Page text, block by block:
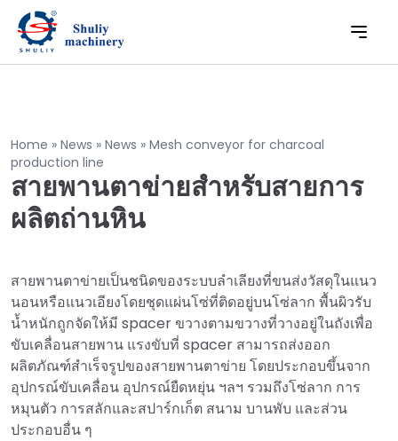
Home » News » News » Mesh conveyor for charcoal
production line
สายพานตาข่ายสำหรับสายการ
ผลิตถ่านหิน
สายพานตาข่ายเป็นชนิดของระบบลำเลียงที่ขนส่งวัสดุในแนว
นอนหรือแนวเอียงโดยชุดแผ่นโซ่ที่ติดอยู่บนโซ่ลาก พื้นผิวรับ
น้ำหนักถูกจัดให้มี spacer ขวางตามขวางที่วางอยู่ในถังเพื่อ
ขับเคลื่อนสายพาน แรงขับที่ spacer สามารถส่งออก
ผลิตภัณฑ์สำเร็จรูปของสายพานตาข่าย โดยประกอบขึ้นจาก
อุปกรณ์ขับเคลื่อน อุปกรณ์ยืดหยุ่น ฯลฯ รวมถึงโซ่ลาก การ
หมุนตัว การสลักและสปาร์กเก็ต สนาม บานพับ และส่วน
ประกอบอื่น ๆ